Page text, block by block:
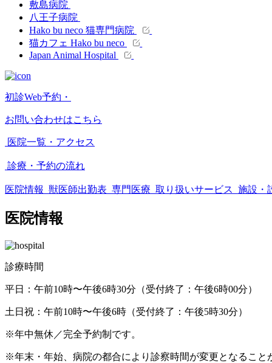
敷島病院
八王子病院
Hako bu neco 猫専門病院
猫カフェ Hako bu neco
Japan Animal Hospital
初診Web予約・
お問い合わせはこちら
医院一覧・アクセス
診療・予約の流れ
医院情報 獣医師出勤表 専門医療 取り扱いサービス 施設・
医院情報
診療時間
平日：午前10時〜午後6時30分（受付終了：午後6時00分）
土日祝：午前10時〜午後6時（受付終了：午後5時30分）
※年中無休／完全予約制です。
※年末・年始、病院の都合により診察時間が変更となること